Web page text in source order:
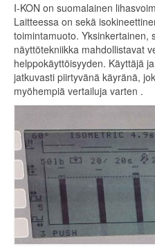
I-KON on suomalainen
Laitteessa on sekä
toimintamuoto. Yksinkertainen,
näyttötekniikka mahdollistavat
helppokäyttöisyyden. Käyttäjä
jatkuvasti piirtyvänä käyränä,
myöhempiä vertailuja varten .